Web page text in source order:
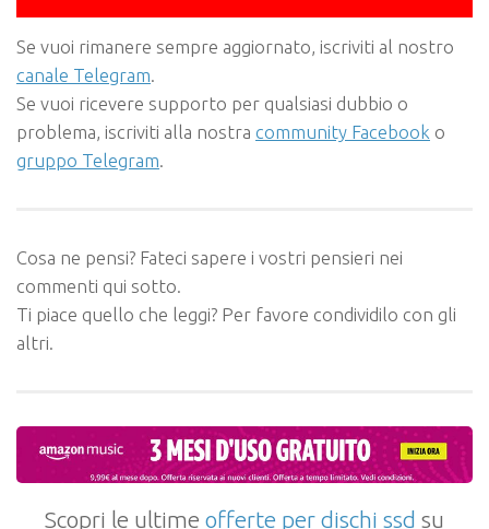
Se vuoi rimanere sempre aggiornato, iscriviti al nostro
canale Telegram.
Se vuoi ricevere supporto per qualsiasi dubbio o
problema, iscriviti alla nostra community Facebook o
gruppo Telegram.
Cosa ne pensi? Fateci sapere i vostri pensieri nei
commenti qui sotto.
Ti piace quello che leggi? Per favore condividilo con gli
altri.
Scopri le ultime offerte per dischi ssd su